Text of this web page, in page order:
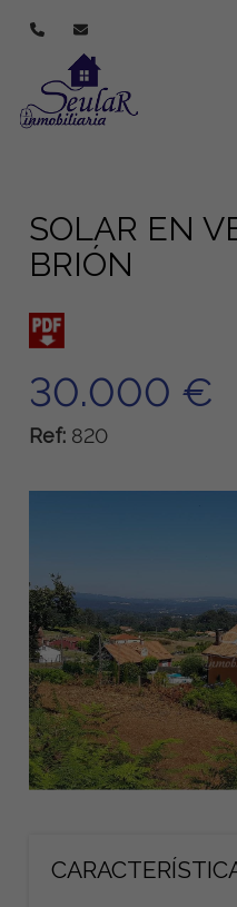
SOLAR EN
BRIÓN
30.000 €
Ref: 820